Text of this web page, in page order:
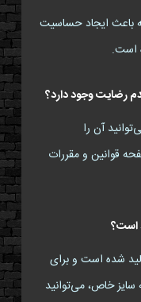
باعث ایجاد حساسیت
است.
رضایت وجود دارد؟
آن را
قوانین و مقررات
است؟
شده است و برای
خاص، می‌توانید